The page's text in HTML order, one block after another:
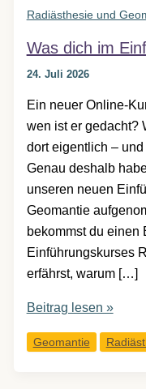
Radiästhesie und
Was dich im
24. Juli 2026
Ein neuer Online-
wen ist er gedacht?
dort eigentlich –
Genau deshalb
unseren neuen
Geomantie
bekommst du einen
Einführungskurses
erfährst, warum […]
Was
im
Beitrag lesen »
Geomantie